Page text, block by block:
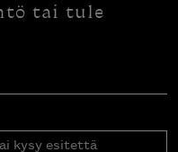
tai tule